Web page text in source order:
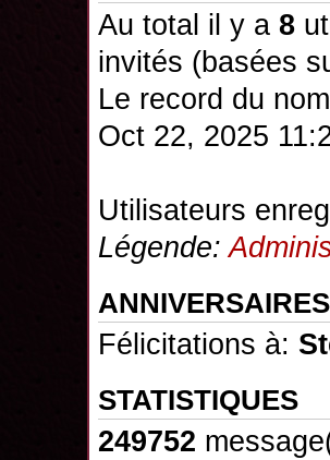
Au total il y a 8
invités (basées
Le record du
Oct 22, 2025
Utilisateurs
Légende:
ANNIVERSAIRES
Félicitations à:
STATISTIQUES
249752